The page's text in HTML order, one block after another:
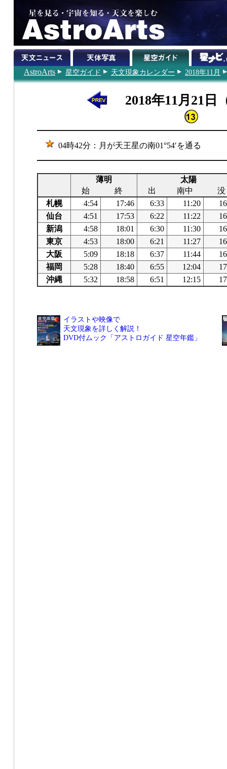
AstroArts 星空ガイド 天文現象カレンダー 2018年11月
2018年11月21日
04時42分：月が天王星の南01°54′を通る
薄明
太陽
始
終 出 南中
没
札幌
4:54 17:46 6:33 11:20
仙台
4:51 17:53 6:22 11:22
新潟
4:58 18:01 6:30 11:30
東京
4:53 18:00 6:21 11:27
大阪
5:09 18:18 6:37 11:44
福岡
5:28 18:40 6:55 12:04
沖縄
5:32 18:58 6:51 12:15
イラストや映像で
天文現象を詳しく解説！
DVD付ムック「アストロガイド 星空年鑑」